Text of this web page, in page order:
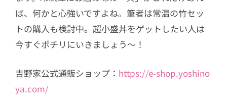
ば、何かと心強いですよね。筆者は常温の竹セッ
トの購入も検討中。超小盛丼をゲットしたい人は
今すぐポチリにいきましょう～！
吉野家公式通販ショップ： https://e-shop.yoshino
ya.com/